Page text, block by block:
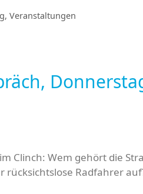
, Veranstaltungen
Clinch: Wem gehört die
rücksichtslose Radfahrer